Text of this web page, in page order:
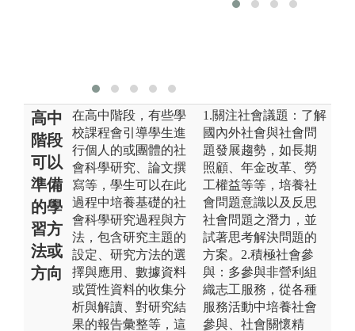
高中
階段
可以
準備
的學
習方
法或
方向
在高中階段，有些學
校課程會引導學生進
行個人的或團體的社
會科學研究、論文撰
寫等，學生可以在此
過程中培養基礎的社
會科學研究過程與方
法，包含研究主題的
設定、研究方法的選
擇與應用、數據資料
或質性資料的收集分
析與解讀、對研究結
果的報告彙整等，這
1.關注社會議題：了解
國內外社會與社會問
題發展趨勢，如長期
照顧、年金改革、勞
工權益等等，培養社
會問題意識以及反思
社會問題之潛力，並
試著思考解決問題的
方案。2.積極社會參
與：多參與非營利組
織志工服務，從各種
服務活動中培養社會
參與、社會關懷精